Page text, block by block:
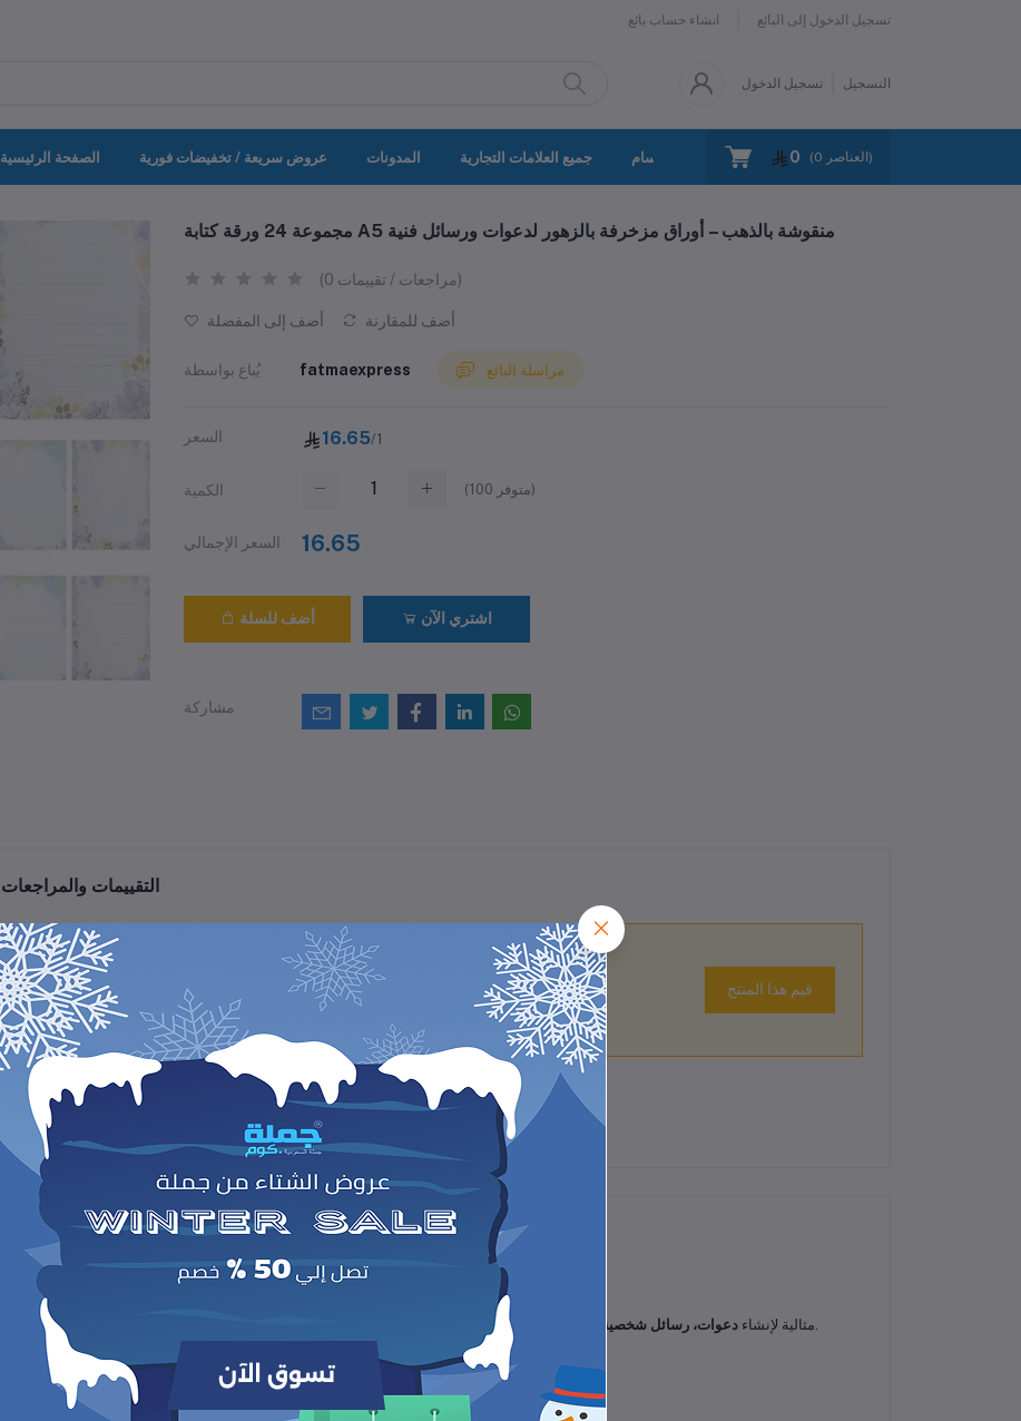
انشاء حساب بائع تسجيل الدخول إلى البائع
تسجيل الدخول التسجيل
الصفحة الرئيسية عروض سريعة / تخفيضات فورية المدونات جميع العلامات التجارية جميع الأقسام اتصل بنا سياسة الخصوصية 0 (0 العناصر)
مجموعة 24 ورقة كتابة A5 منقوشة بالذهب – أوراق مزخرفة بالزهور لدعوات ورسائل فنية
(0 مراجعات / تقييمات)
أضف إلى المفضلة أضف للمقارنة
يُباع بواسطة fatmaexpress مراسلة البائع
السعر 16.65/1
الكمية (100 متوفر)
السعر الإجمالي 16.65
أضف للسلة اشتري الآن
مشاركة
التقييمات والمراجعات
0 من أصل 5.0 قيم هذا المنتج
لم تكن هناك تقييمات لهذا المنتج حتى الآن.
مثالية لإنشاءدعوات، رسائل شخصية، أو القصاصات الفنية